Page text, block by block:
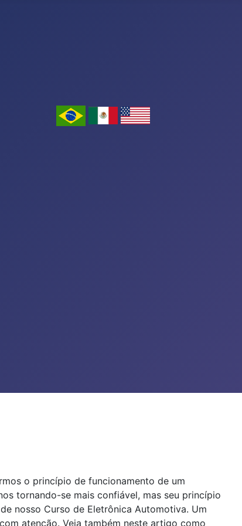
o princípio de funcionamento de um
tornando-se mais confiável, mas seu princípio
nosso Curso de Eletrônica Automotiva. Um
atenção. Veja também neste artigo como